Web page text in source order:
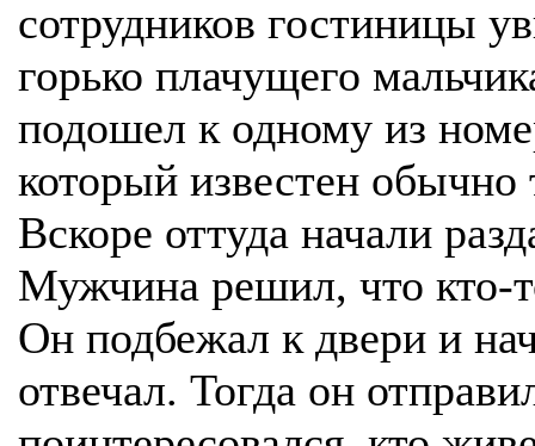
сотрудников гостиницы
горько плачущего
подошел к одному из
который известен обычно
Вскоре оттуда начали
Мужчина решил, что кто-
Он подбежал к двери и
отвечал. Тогда он